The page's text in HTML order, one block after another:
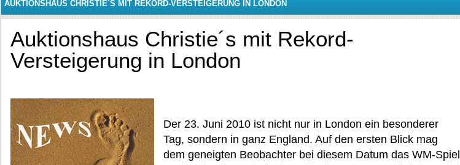
AUKTIONSHAUS CHRISTIE´S MIT REKORD-VERSTEIGERUNG IN LONDON
Auktionshaus Christie´s mit Rekord-
Versteigerung in London
Der 23. Juni 2010 ist nicht nur in London ein besonderer
Tag, sondern in ganz England. Auf den ersten Blick mag
dem geneigten Beobachter bei diesem Datum das WM-Spiel